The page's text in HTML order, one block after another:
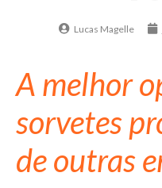
Lucas Magelle
A melhor
sorvetes
de outras